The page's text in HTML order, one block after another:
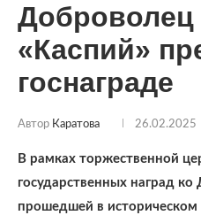
Доброволец
«Каспий»
госнаграде
Автор Каратова 26.02.2025
В рамках торжественной
государственных наград
прошедшей в историческом